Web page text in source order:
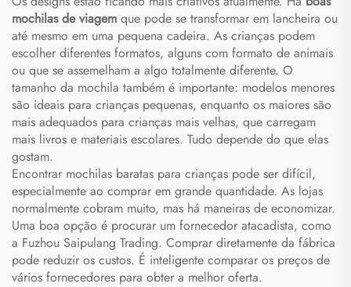
mochilas de viagem que pode se transformar em lancheira ou
até mesmo em uma pequena cadeira. As crianças podem
escolher diferentes formatos, alguns com formato de animais
ou que se assemelham a algo totalmente diferente. O
tamanho da mochila também é importante: modelos menores
são ideais para crianças pequenas, enquanto os maiores são
mais adequados para crianças mais velhas, que carregam
mais livros e materiais escolares. Tudo depende do que elas
gostam.
Encontrar mochilas baratas para crianças pode ser difícil,
especialmente ao comprar em grande quantidade. As lojas
normalmente cobram muito, mas há maneiras de economizar.
Uma boa opção é procurar um fornecedor atacadista, como
a Fuzhou Saipulang Trading. Comprar diretamente da fábrica
pode reduzir os custos. É inteligente comparar os preços de
vários fornecedores para obter a melhor oferta.